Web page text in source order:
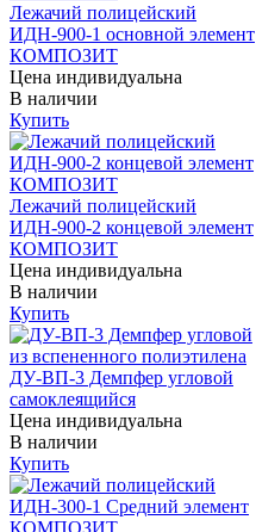
Лежачий полицейский
ИДН-900-1 основной элемент
КОМПОЗИТ
Цена индивидуальна
В наличии
Купить
Лежачий полицейский
ИДН-900-2 концевой элемент
КОМПОЗИТ
Цена индивидуальна
В наличии
Купить
ДУ-ВП-3 Демпфер угловой
самоклеящийся
Цена индивидуальна
В наличии
Купить